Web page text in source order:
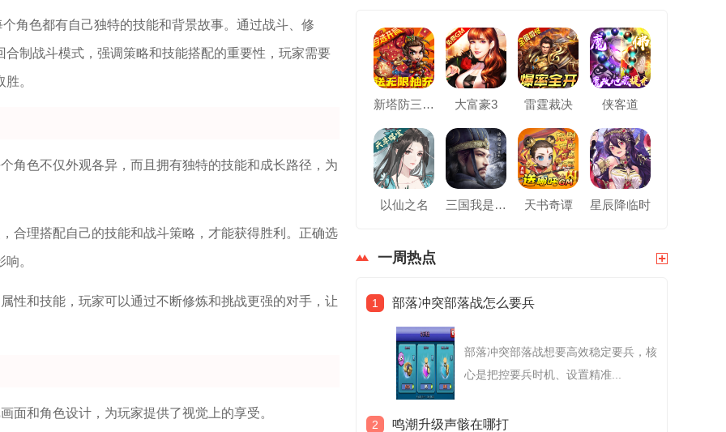
角色都有自己独特的技能和背景故事。通过战斗、修
制战斗模式，强调策略和技能搭配的重要性，玩家需要
。
角色不仅外观各异，而且拥有独特的技能和成长路径，为
合理搭配自己的技能和战斗策略，才能获得胜利。正确选
。
性和技能，玩家可以通过不断修炼和挑战更强的对手，让
面和角色设计，为玩家提供了视觉上的享受。
新塔防三国全民塔防 大富豪3 雷霆裁决 侠客道
以仙之名 三国我是主公 天书奇谭 星辰降临时
一周热点
1 部落冲突部落战怎么要兵
部落冲突部落战想要高效稳定要兵，核
心是把控要兵时机、设置精准...
2 鸣潮升级声骸在哪打